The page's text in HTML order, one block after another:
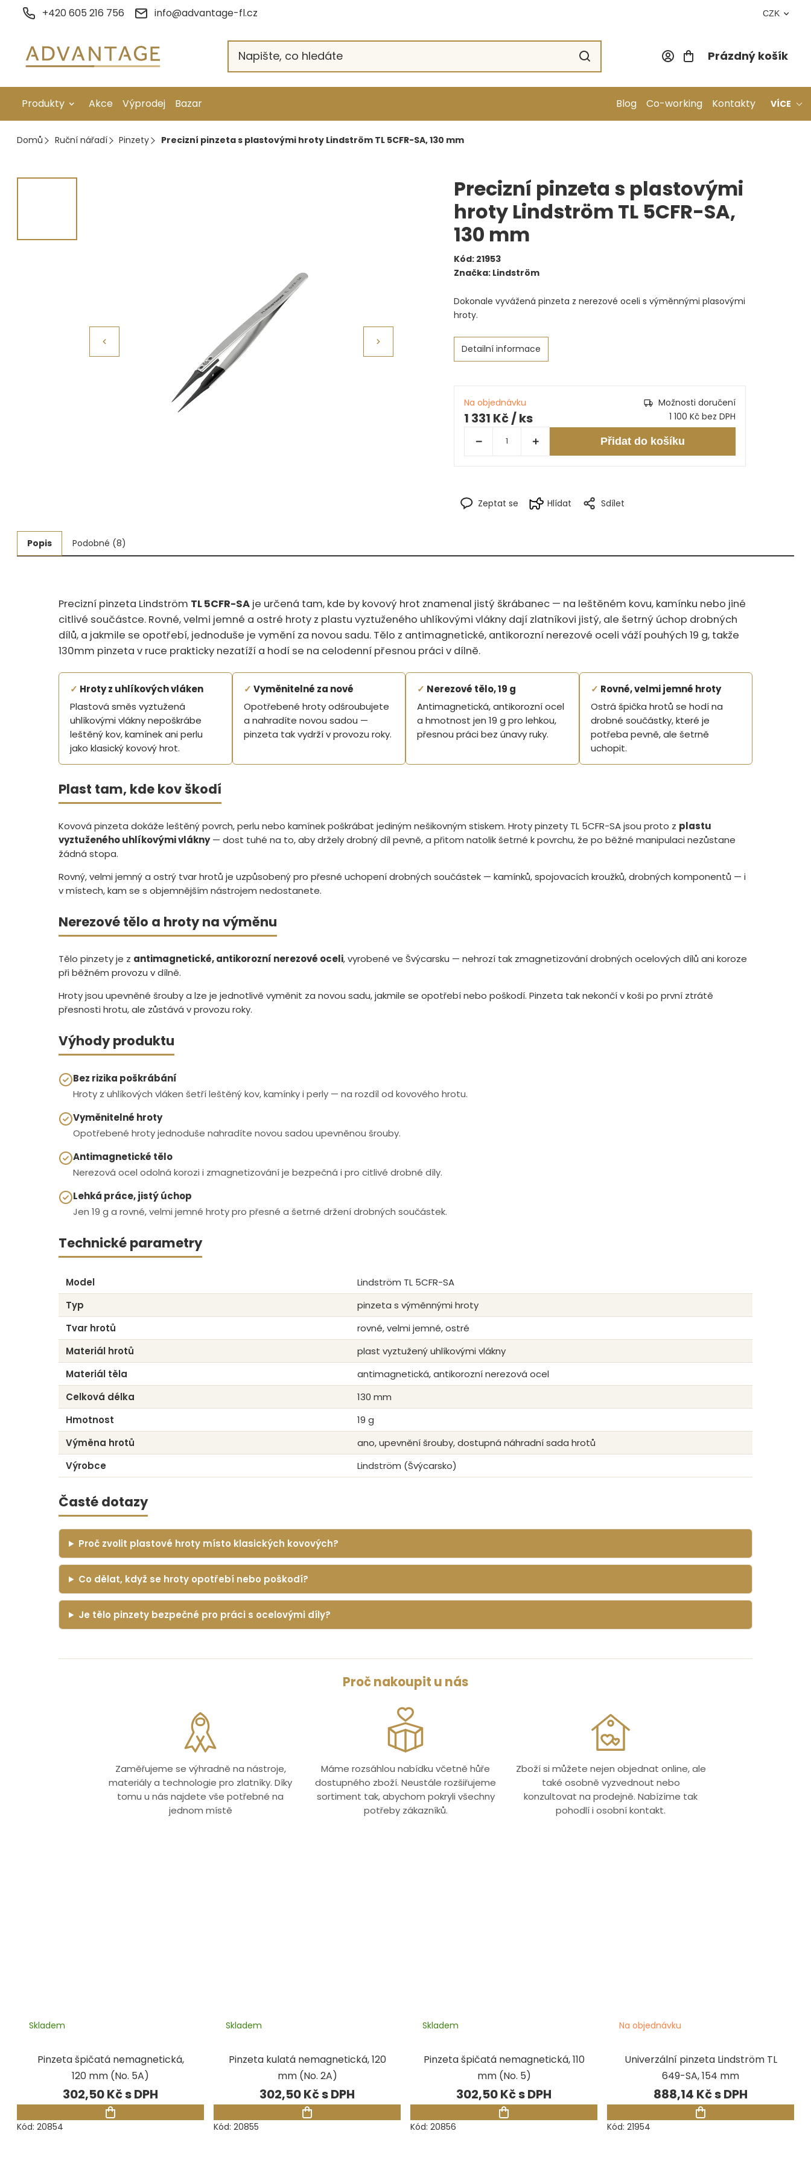
+420 605 216 756 info@advantage-fl.cz CZK
Nákupní
Prázdný košík
Produkty
Galvanické pokovení
Strojní obrábění
Balení, prezentace a značení šperků
Měřidla, testry, váhy
Základní vybavení dílny
Tvarování
3D technologie
Smalty, UV barvy, patiny
Hodinářské potřeby
Akce Výprodej Bazar Blog Co-working Kontakty VÍCE
Domů Ruční nářadí Pinzety Precizní pinzeta s plastovými hroty Lindström TL 5CFR-SA, 130 mm
Precizní pinzeta s plastovými
hroty Lindström TL 5CFR-SA,
130 mm
Kód: 21953
Značka: Lindström
Dokonale vyvážená pinzeta z nerezové oceli s výměnnými plasovými
hroty.
Detailní informace
Zeptat se Hlídat Sdílet
Na objednávku Možnosti doručení
1 331 Kč/ ks 1 100 Kč bez DPH
Přidat do košíku
Popis Podobné (8)
Precizní pinzeta Lindström TL 5CFR-SA je určená tam, kde by kovový hrot znamenal jistý škrábanec — na leštěném kovu, kamínku nebo jiné
citlivé součástce. Rovné, velmi jemné a ostré hroty z plastu vyztuženého uhlíkovými vlákny dají zlatníkovi jistý, ale šetrný úchop drobných
dílů, a jakmile se opotřebí, jednoduše je vymění za novou sadu. Tělo z antimagnetické, antikorozní nerezové oceli váží pouhých 19 g, takže
130mm pinzeta v ruce prakticky nezatíží a hodí se na celodenní přesnou práci v dílně.
✓ Hroty z uhlíkových vláken
Plastová směs vyztužená
uhlíkovými vlákny nepoškrábe
leštěný kov, kamínek ani perlu
jako klasický kovový hrot.
✓ Vyměnitelné za nové
Opotřebené hroty odšroubujete
a nahradíte novou sadou —
pinzeta tak vydrží v provozu roky.
✓ Nerezové tělo, 19 g
Antimagnetická, antikorozní ocel
a hmotnost jen 19 g pro lehkou,
přesnou práci bez únavy ruky.
✓ Rovné, velmi jemné hroty
Ostrá špička hrotů se hodí na
drobné součástky, které je
potřeba pevně, ale šetrně
uchopit.
Plast tam, kde kov škodí
Kovová pinzeta dokáže leštěný povrch, perlu nebo kamínek poškrábat jediným nešikovným stiskem. Hroty pinzety TL 5CFR-SA jsou proto z plastu
vyztuženého uhlíkovými vlákny— dost tuhé na to, aby držely drobný díl pevně, a přitom natolik šetrné k povrchu, že po běžné manipulaci nezůstane
žádná stopa.
Rovný, velmi jemný a ostrý tvar hrotů je uzpůsobený pro přesné uchopení drobných součástek — kamínků, spojovacích kroužků, drobných komponentů — i
v místech, kam se s objemnějším nástrojem nedostanete.
Nerezové tělo a hroty na výměnu
Tělo pinzety je z antimagnetické, antikorozní nerezové oceli, vyrobené ve Švýcarsku — nehrozí tak zmagnetizování drobných ocelových dílů ani koroze
při běžném provozu v dílně.
Hroty jsou upevněné šrouby a lze je jednotlivě vyměnit za novou sadu, jakmile se opotřebí nebo poškodí. Pinzeta tak nekončí v koši po první ztrátě
přesnosti hrotu, ale zůstává v provozu roky.
Výhody produktu
Bez rizika poškrábání
Hroty z uhlíkových vláken šetří leštěný kov, kamínky i perly — na rozdíl od kovového hrotu.
Vyměnitelné hroty
Opotřebené hroty jednoduše nahradíte novou sadou upevněnou šrouby.
Antimagnetické tělo
Nerezová ocel odolná korozi i zmagnetizování je bezpečná i pro citlivé drobné díly.
Lehká práce, jistý úchop
Jen 19 g a rovné, velmi jemné hroty pro přesné a šetrné držení drobných součástek.
Technické parametry
Model
Lindström TL 5CFR-SA
Typ
pinzeta s výměnnými hroty
Tvar hrotů
rovné, velmi jemné, ostré
Materiál hrotů
plast vyztužený uhlíkovými vlákny
Materiál těla
antimagnetická, antikorozní nerezová ocel
Celková délka
130 mm
Hmotnost
19 g
Výměna hrotů
ano, upevnění šrouby, dostupná náhradní sada hrotů
Výrobce
Lindström (Švýcarsko)
Časté dotazy
Proč zvolit plastové hroty místo klasických kovových?
Co dělat, když se hroty opotřebí nebo poškodí?
Je tělo pinzety bezpečné pro práci s ocelovými díly?
Proč nakoupit u nás
Zaměřujeme se výhradně na nástroje,
materiály a technologie pro zlatníky. Díky
tomu u nás najdete vše potřebné na
jednom místě
Máme rozsáhlou nabídku včetně hůře
dostupného zboží. Neustále rozšiřujeme
sortiment tak, abychom pokryli všechny
potřeby zákazníků.
Zboží si můžete nejen objednat online, ale
také osobně vyzvednout nebo
konzultovat na prodejně. Nabízíme tak
pohodlí i osobní kontakt.
Pinzeta špičatá nemagnetická,
120 mm (No. 5A)
Skladem
302,50 Kč
Kód: 20854
Pinzeta kulatá nemagnetická, 120
mm (No. 2A)
Skladem
302,50 Kč
Kód: 20855
Pinzeta špičatá nemagnetická, 110
mm (No. 5)
Skladem
302,50 Kč
Kód: 20856
Univerzální pinzeta Lindström TL
649-SA, 154 mm
Na objednávku
888,14 Kč
Kód: 21954